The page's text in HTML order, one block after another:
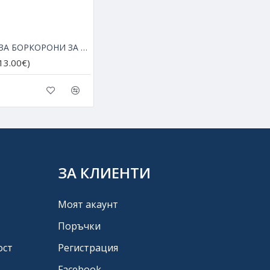
АДАПТЕР ЗА БОРКОРОНИ ЗА ЪГЛОШЛАЙФ С РЕЗБА ОТ М14 НА SDS+
ЗА КЛИЕНТИ
Моят акаунт
Поръчки
Регистрация